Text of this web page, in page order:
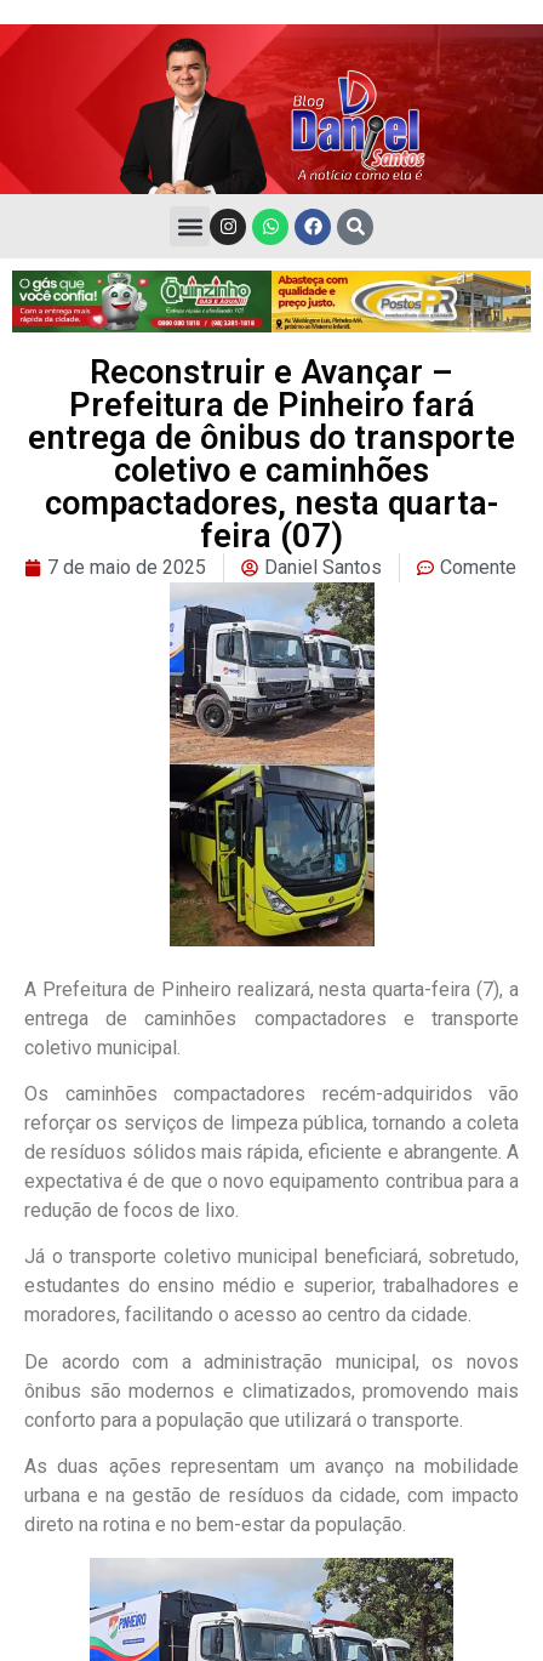
Reconstruir e Avançar –
Prefeitura de Pinheiro fará
entrega de ônibus do transporte
coletivo e caminhões
compactadores, nesta quarta-
feira (07)
7 de maio de 2025 Daniel Santos Comente
A Prefeitura de Pinheiro realizará, nesta quarta-feira (7), a
entrega de caminhões compactadores e transporte
coletivo municipal.
Os caminhões compactadores recém-adquiridos vão
reforçar os serviços de limpeza pública, tornando a coleta
de resíduos sólidos mais rápida, eficiente e abrangente. A
expectativa é de que o novo equipamento contribua para a
redução de focos de lixo.
Já o transporte coletivo municipal beneficiará, sobretudo,
estudantes do ensino médio e superior, trabalhadores e
moradores, facilitando o acesso ao centro da cidade.
De acordo com a administração municipal, os novos
ônibus são modernos e climatizados, promovendo mais
conforto para a população que utilizará o transporte.
As duas ações representam um avanço na mobilidade
urbana e na gestão de resíduos da cidade, com impacto
direto na rotina e no bem-estar da população.